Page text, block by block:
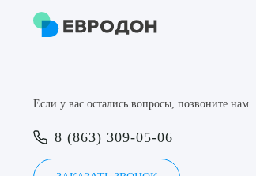
Если у вас остались вопросы, позвоните нам
8 (863) 309-05-06